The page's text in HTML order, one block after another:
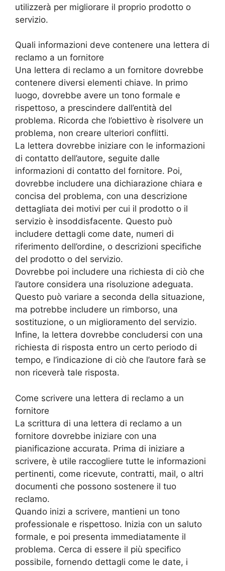
utilizzerà per migliorare il proprio prodotto o
servizio.
Quali informazioni deve contenere una lettera di
reclamo a un fornitore
Una lettera di reclamo a un fornitore dovrebbe
contenere diversi elementi chiave. In primo
luogo, dovrebbe avere un tono formale e
rispettoso, a prescindere dall’entità del
problema. Ricorda che l’obiettivo è risolvere un
problema, non creare ulteriori conflitti.
La lettera dovrebbe iniziare con le informazioni
di contatto dell’autore, seguite dalle
informazioni di contatto del fornitore. Poi,
dovrebbe includere una dichiarazione chiara e
concisa del problema, con una descrizione
dettagliata dei motivi per cui il prodotto o il
servizio è insoddisfacente. Questo può
includere dettagli come date, numeri di
riferimento dell’ordine, o descrizioni specifiche
del prodotto o del servizio.
Dovrebbe poi includere una richiesta di ciò che
l’autore considera una risoluzione adeguata.
Questo può variare a seconda della situazione,
ma potrebbe includere un rimborso, una
sostituzione, o un miglioramento del servizio.
Infine, la lettera dovrebbe concludersi con una
richiesta di risposta entro un certo periodo di
tempo, e l’indicazione di ciò che l’autore farà se
non riceverà tale risposta.
Come scrivere una lettera di reclamo a un
fornitore
La scrittura di una lettera di reclamo a un
fornitore dovrebbe iniziare con una
pianificazione accurata. Prima di iniziare a
scrivere, è utile raccogliere tutte le informazioni
pertinenti, come ricevute, contratti, mail, o altri
documenti che possono sostenere il tuo
reclamo.
Quando inizi a scrivere, mantieni un tono
professionale e rispettoso. Inizia con un saluto
formale, e poi presenta immediatamente il
problema. Cerca di essere il più specifico
possibile, fornendo dettagli come le date, i